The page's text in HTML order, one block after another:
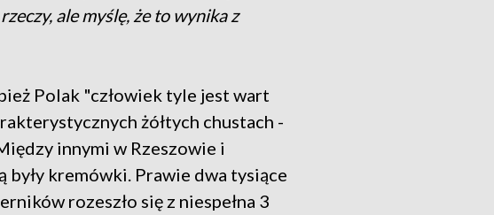
ale myślę, że to wynika z
Polak "człowiek tyle jest wart
żółtych chustach -
innymi w Rzeszowie i
kremówki. Prawie dwa tysiące
rozeszło się z niespełna 3